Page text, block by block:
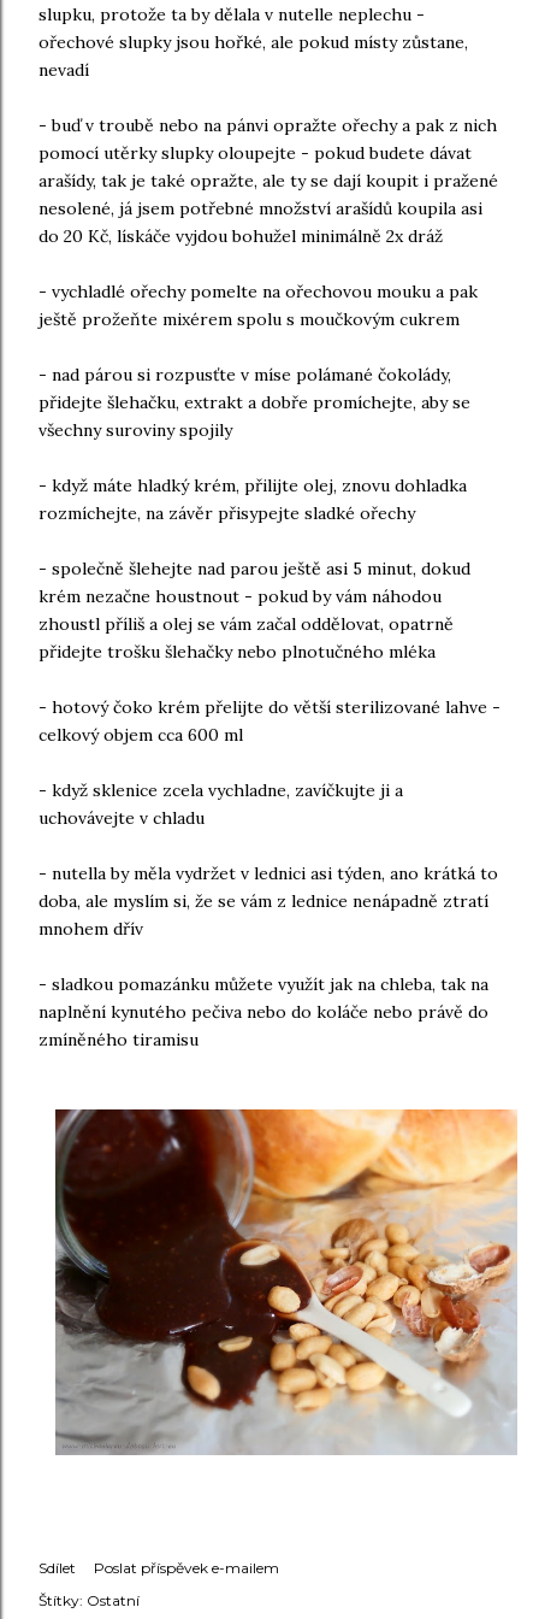
slupku, protože ta by dělala v nutelle neplechu -
ořechové slupky jsou hořké, ale pokud místy zůstane,
nevadí
- buď v troubě nebo na pánvi opražte ořechy a pak z nich
pomocí utěrky slupky oloupejte - pokud budete dávat
arašídy, tak je také opražte, ale ty se dají koupit i pražené
nesolené, já jsem potřebné množství arašídů koupila asi
do 20 Kč, lískáče vyjdou bohužel minimálně 2x dráž
- vychladlé ořechy pomelte na ořechovou mouku a pak
ještě prožeňte mixérem spolu s moučkovým cukrem
- nad párou si rozpusťte v míse polámané čokolády,
přidejte šlehačku, extrakt a dobře promíchejte, aby se
všechny suroviny spojily
- když máte hladký krém, přilijte olej, znovu dohladka
rozmíchejte, na závěr přisypejte sladké ořechy
- společně šlehejte nad parou ještě asi 5 minut, dokud
krém nezačne houstnout - pokud by vám náhodou
zhoustl příliš a olej se vám začal oddělovat, opatrně
přidejte trošku šlehačky nebo plnotučného mléka
- hotový čoko krém přelijte do větší sterilizované lahve -
celkový objem cca 600 ml
- když sklenice zcela vychladne, zavíčkujte ji a
uchovávejte v chladu
- nutella by měla vydržet v lednici asi týden, ano krátká to
doba, ale myslím si, že se vám z lednice nenápadně ztratí
mnohem dřív
- sladkou pomazánku můžete využít jak na chleba, tak na
naplnění kynutého pečiva nebo do koláče nebo právě do
zmíněného tiramisu
Sdílet
Poslat příspěvek e-mailem
Štítky: Ostatní